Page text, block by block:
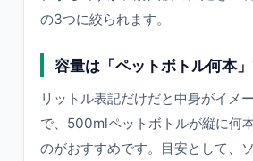
の3つに絞られます。
容量は「ペットボトル何本
リットル表記だけだと中身がイメ
で、500mlペットボトルが縦に何
のがおすすめです。目安として、